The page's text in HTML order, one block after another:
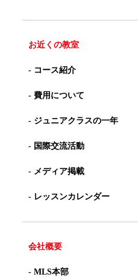
お近くの教室
- コース紹介
- 費用について
- ジュニアクラスの一年
- 国際交流活動
- メディア掲載
- レッスンカレンダー
会社概要
- MLS本部